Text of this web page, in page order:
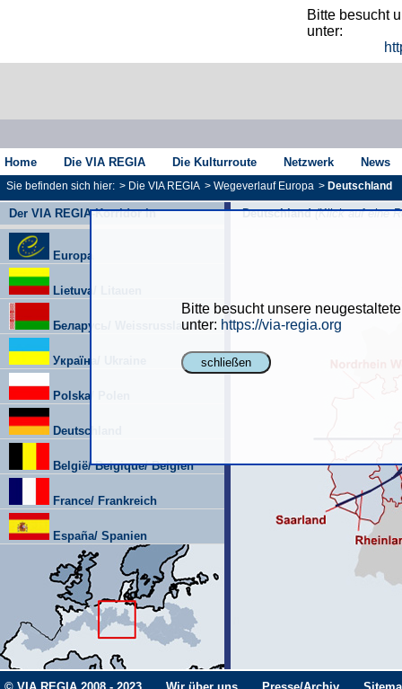
Bitte besucht
unter:
Bitte besucht unsere
unter: https://via-regia.org
schließen
Home Die VIA REGIA Die Kulturroute Netzwerk News
Sie befinden sich hier: > Die VIA REGIA >Wegeverlauf Europa >Deutschland
Deutschland(Klick auf eine
Der VIA REGIA-Korridor in
Europa
Lietuva/ Litauen
Беларусь/ Weissrussland
Україна/ Ukraine
Polska/ Polen
Deutschland
België/ Belgique/ Belgien
France/ Frankreich
España/ Spanien